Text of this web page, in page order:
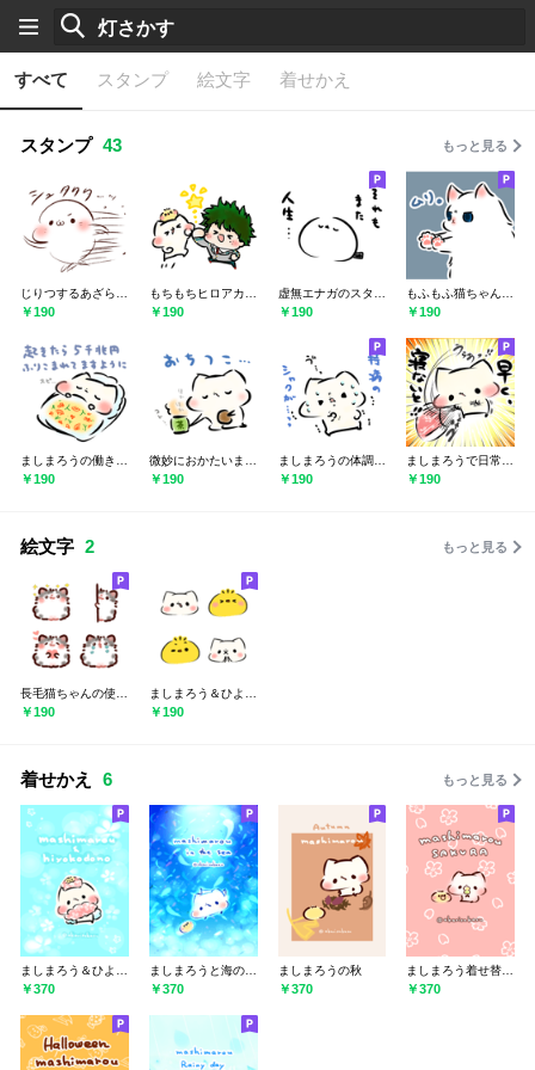
すべて スタンプ 絵文字 着せかえ
スタンプ 43 もっと見る
￥190 ￥190 ￥190 ￥190
￥190 ￥190 ￥190 ￥190
絵文字 2 もっと見る
長毛猫ちゃんの使いやすい絵文字
￥190
ましまろう＆ひよこ殿の絵文字
￥190
着せかえ 6 もっと見る
ましまろう＆ひよこ殿＠冬特集
￥370
ましまろうと海の世界 #cool
￥370
ましまろうの秋
￥370
ましまろう着せ替え「桜」
￥370